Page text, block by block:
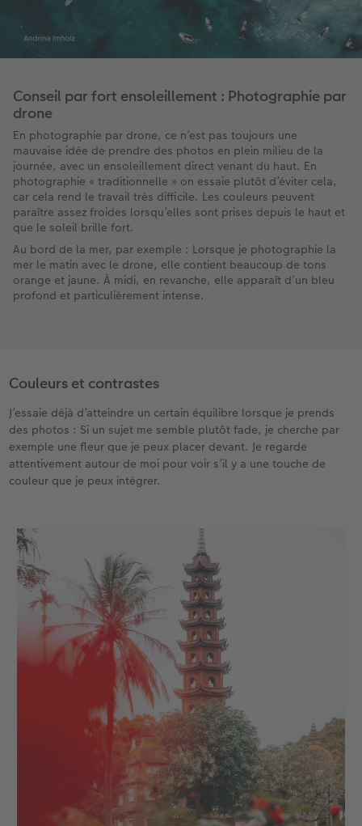
Conseil par fort ensoleillement : Photographie par
drone
En photographie par drone, ce n’est pas toujours une
mauvaise idée de prendre des photos en plein milieu de la
journée, avec un ensoleillement direct venant du haut. En
photographie « traditionnelle » on essaie plutôt d’éviter cela,
car cela rend le travail très difficile. Les couleurs peuvent
paraître assez froides lorsqu’elles sont prises depuis le haut et
que le soleil brille fort.
Au bord de la mer, par exemple : Lorsque je photographie la
mer le matin avec le drone, elle contient beaucoup de tons
orange et jaune. À midi, en revanche, elle apparaît d’un bleu
profond et particulièrement intense.
Couleurs et contrastes
J’essaie déjà d’atteindre un certain équilibre lorsque je prends
des photos : Si un sujet me semble plutôt fade, je cherche par
exemple une fleur que je peux placer devant. Je regarde
attentivement autour de moi pour voir s’il y a une touche de
couleur que je peux intégrer.